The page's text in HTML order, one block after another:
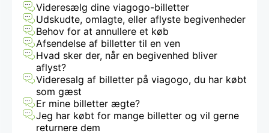
Videresælg dine viagogo-billetter
Udskudte, omlagte, eller aflyste begivenheder
Behov for at annullere et køb
Afsendelse af billetter til en ven
Hvad sker der, når en begivenhed bliver
aflyst?
Videresalg af billetter på viagogo, du har købt
som gæst
Er mine billetter ægte?
Jeg har købt for mange billetter og vil gerne
returnere dem